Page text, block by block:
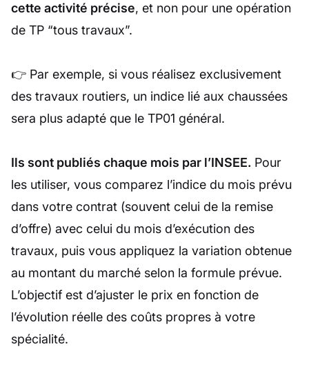
cette activité précise, et non pour une opération
de TP “tous travaux”.
👉 Par exemple, si vous réalisez exclusivement
des travaux routiers, un indice lié aux chaussées
sera plus adapté que le TP01 général.
Ils sont publiés chaque mois par l’INSEE. Pour
les utiliser, vous comparez l’indice du mois prévu
dans votre contrat (souvent celui de la remise
d’offre) avec celui du mois d’exécution des
travaux, puis vous appliquez la variation obtenue
au montant du marché selon la formule prévue.
L’objectif est d’ajuster le prix en fonction de
l’évolution réelle des coûts propres à votre
spécialité.